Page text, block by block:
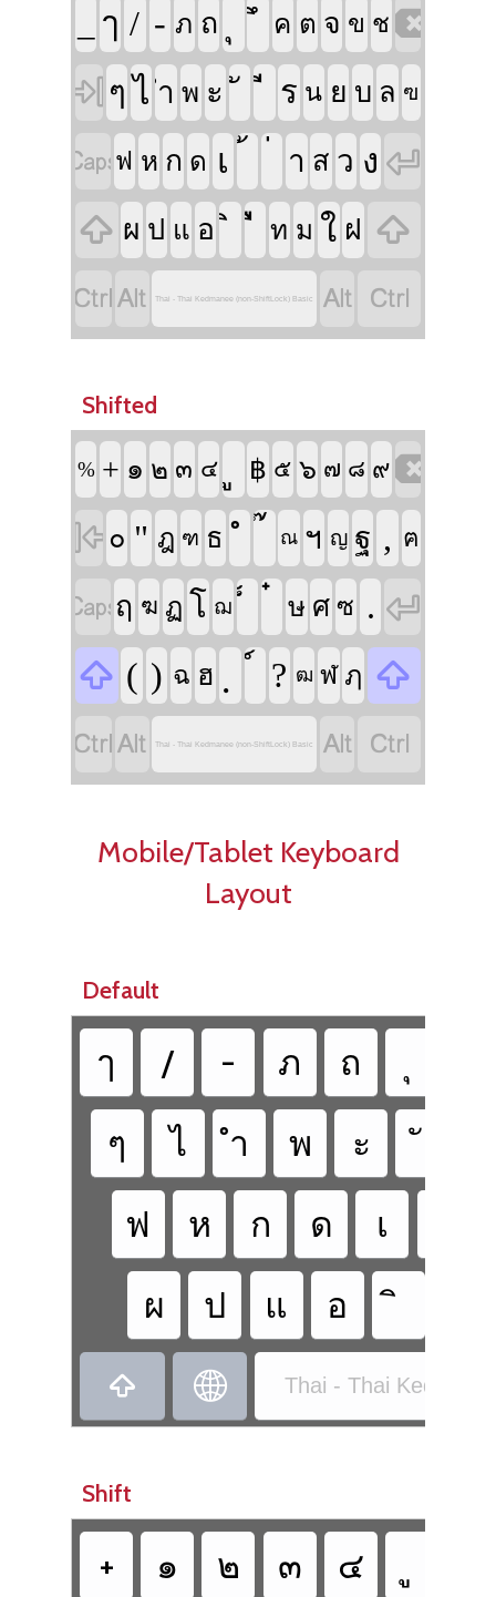
ๅ / - ภ ถ ค ต จ ข ช
 ๆ ไ ำ พ ะ ร น ย บ ล ฃ
ฟ ห ก ด เ า ส ว ง 
 ผ ป แ อ ท ม ใ ฝ 
 Thai - Thai Kedmanee (non-ShiftLock) Basic  
Shifted
% + ๑ ๒ ๓ ๔ ฿ ๕ ๖ ๗ ๘ ๙
 ๐ " ฎ ฑ ธ ณ ฯ ญ ฐ , ฅ
ฤ ฆ ฏ โ ฌ ษ ศ ซ . 
 ( ) ฉ ฮ ? ฒ ฬ ฦ 
 Thai - Thai Kedmanee (non-ShiftLock) Basic  
Mobile/Tablet Keyboard
Layout
Default
ๅ / - ภ
ถ
ๆ
ไ ำ พ
ะ
ฟ
ห ก ด
เ
ผ
ป แ อ
  Thai - Thai
Shift
+ ๑ ๒ ๓ ๔